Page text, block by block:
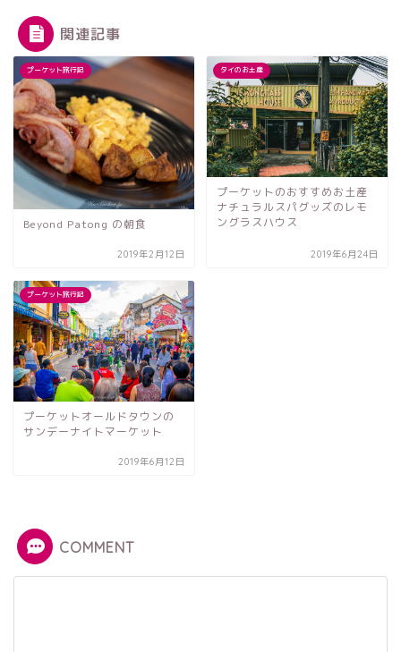
関連記事
プーケット旅行記
Beyond Patong の朝食
2019年2月12日
タイのお土産
プーケットのおすすめお土産
ナチュラルスパグッズのレモ
ングラスハウス
2019年6月24日
プーケット旅行記
プーケットオールドタウンの
サンデーナイトマーケット
2019年6月12日
COMMENT